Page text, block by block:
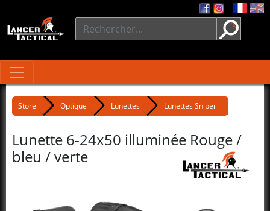
Store Optique Lunettes Lunettes Sniper
Lunette 6-24x50 illuminée Rouge /
bleu / verte